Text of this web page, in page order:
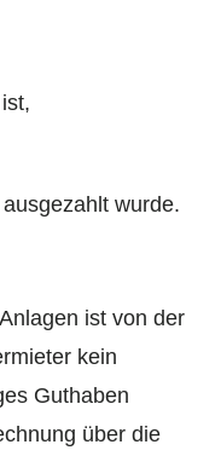
wurde.
ist von der
kein
Guthaben
über die